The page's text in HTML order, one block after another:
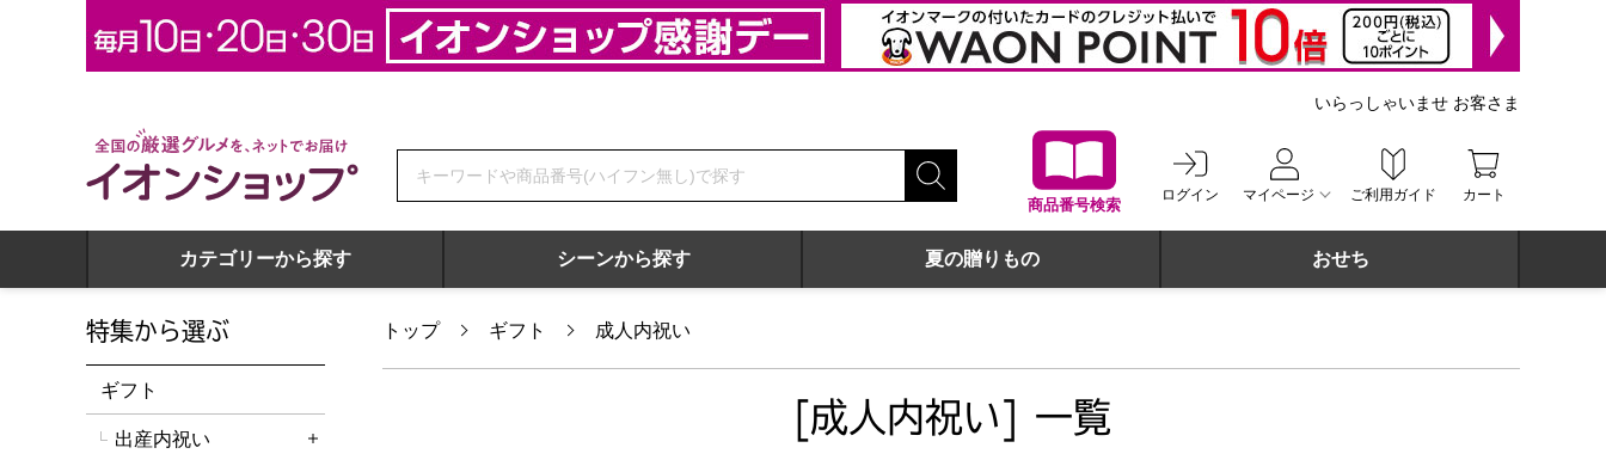
全国の厳選グルメを、ネットでお届け イオンショップ
商品番号検索
ログイン マイページ ご利用ガイド カート
いらっしゃいませ お客さま
カテゴリーから探す シーンから探す 夏の贈りもの おせち
トップ ギフト 成人内祝い
[成人内祝い] 一覧
特集から選ぶ
ギフト
出産内祝い
詳細を開く